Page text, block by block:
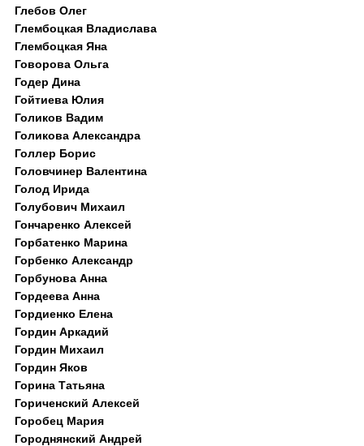
Глебов Олег
Глембоцкая Владислава
Глембоцкая Яна
Говорова Ольга
Годер Дина
Гойтиева Юлия
Голиков Вадим
Голикова Александра
Голлер Борис
Головчинер Валентина
Голод Ирида
Голубович Михаил
Гончаренко Алексей
Горбатенко Марина
Горбенко Александр
Горбунова Анна
Гордеева Анна
Гордиенко Елена
Гордин Аркадий
Гордин Михаил
Гордин Яков
Горина Татьяна
Гориченский Алексей
Горобец Мария
Городнянский Андрей